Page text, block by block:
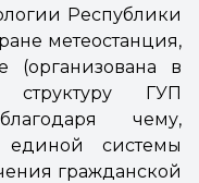
Республики
метеостанция,
(организована в
ГУП
чему,
единой системы
гражданской